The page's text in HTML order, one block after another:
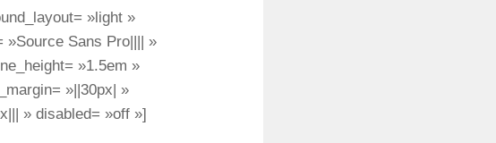
»light »
»Source Sans Pro|||| »
»1.5em »
»||30px| »
» disabled= »off »]